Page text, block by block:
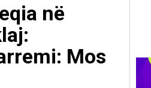
në
Mos